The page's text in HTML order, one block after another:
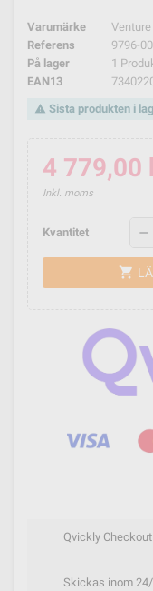
Varumärke
Venture
Referens
9796-
På lager
1
EAN13
warning Sista produkten i
4 779,00
Inkl. moms
Kvantitet remove
shopping_cart
Qvickly
Skickas inom